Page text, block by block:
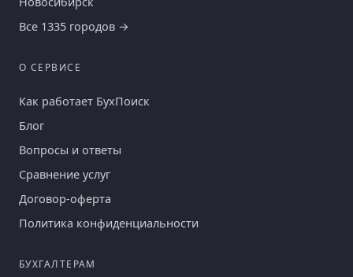
Все 1335 городов →
О СЕРВИСЕ
Как работает БухПоиск
Блог
Вопросы и ответы
Сравнение услуг
Договор-оферта
Политика конфиденциальности
БУХГАЛТЕРАМ